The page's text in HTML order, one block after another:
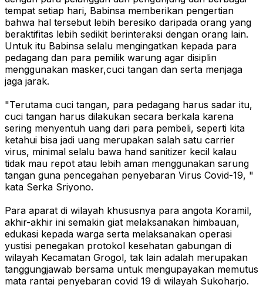
tempat setiap hari, Babinsa memberikan pengertian
bahwa hal tersebut lebih beresiko daripada orang yang
beraktifitas lebih sedikit berinteraksi dengan orang lain.
Untuk itu Babinsa selalu mengingatkan kepada para
pedagang dan para pemilik warung agar disiplin
menggunakan masker,cuci tangan dan serta menjaga
jaga jarak.
"Terutama cuci tangan, para pedagang harus sadar itu,
cuci tangan harus dilakukan secara berkala karena
sering menyentuh uang dari para pembeli, seperti kita
ketahui bisa jadi uang merupakan salah satu carrier
virus, minimal selalu bawa hand sanitizer kecil kalau
tidak mau repot atau lebih aman menggunakan sarung
tangan guna pencegahan penyebaran Virus Covid-19, "
kata Serka Sriyono.
Para aparat di wilayah khususnya para angota Koramil,
akhir-akhir ini semakin giat melaksanakan himbauan,
edukasi kepada warga serta melaksanakan operasi
yustisi penegakan protokol kesehatan gabungan di
wilayah Kecamatan Grogol, tak lain adalah merupakan
tanggungjawab bersama untuk mengupayakan memutus
mata rantai penyebaran covid 19 di wilayah Sukoharjo.